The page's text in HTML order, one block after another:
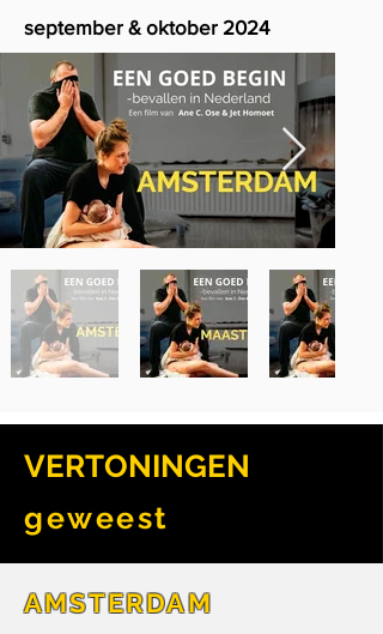
september & oktober 2024
VERTONINGEN
geweest
AMSTERDAM